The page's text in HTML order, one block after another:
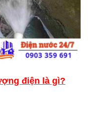
điện là gì?